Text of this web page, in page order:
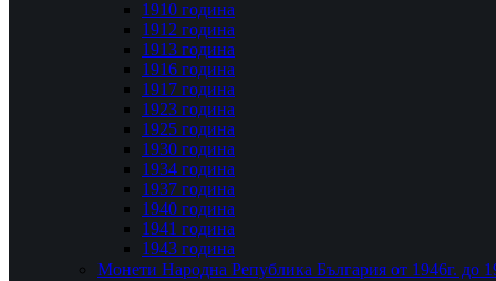
1910 година
1912 година
1913 година
1916 година
1917 година
1923 година
1925 година
1930 година
1934 година
1937 година
1940 година
1941 година
1943 година
Монети Народна Република България от 1946г. до